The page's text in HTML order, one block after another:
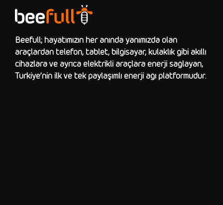
Beefull; hayatımızın her anında yanımızda olan
araçlardan telefon, tablet, bilgisayar, kulaklık gibi akıllı
cihazlara ve ayrıca elektrikli araçlara enerji sağlayan,
Türkiye’nin ilk ve tek paylaşımlı enerji ağı platformudur.